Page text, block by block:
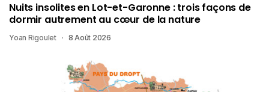
Nuits insolites en Lot-et-Garonne : trois façons de
dormir autrement au cœur de la nature
Yoan Rigoulet 8 Août 2026